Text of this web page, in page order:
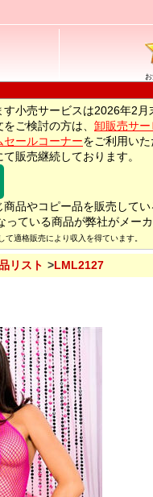
お
小売サービスは2026年2月
ご検討の方は、 卸販売サー
セールコーナーをご利用いた
販売継続しております。
品やコピー品を販売してい
っている商品が弊社がメー
適格販売により収入を得ています。
リスト LML2127